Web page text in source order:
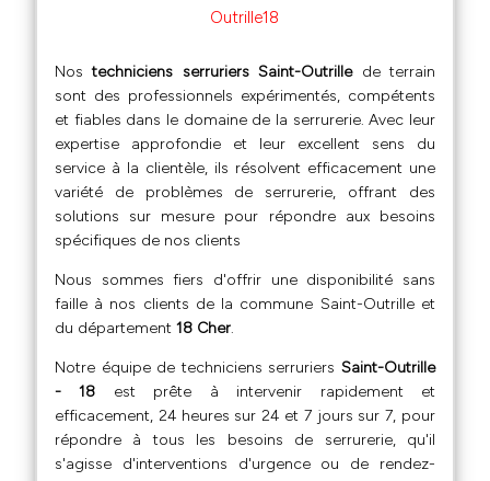
Outrille18
Nostechniciens serruriers Saint-Outrillede terrain
sont des professionnels expérimentés, compétents
et fiables dans le domaine de la serrurerie. Avec leur
expertise approfondie et leur excellent sens du
service à la clientèle, ils résolvent efficacement une
variété de problèmes de serrurerie, offrant des
solutions sur mesure pour répondre aux besoins
spécifiques de nos clients
Nous sommes fiers d'offrir une disponibilité sans
faille à nos clients de la commune Saint-Outrille et
du département 18 Cher.
Notre équipe de techniciens serruriers Saint-Outrille
- 18 est prête à intervenir rapidement et
efficacement, 24 heures sur 24 et 7 jours sur 7, pour
répondre à tous les besoins de serrurerie, qu'il
s'agisse d'interventions d'urgence ou de rendez-